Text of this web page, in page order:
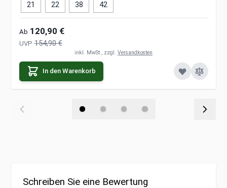
21 22 38 42
Ab 120,90 €
UVP 154,90 €
inkl. MwSt., zzgl. Versandkosten
In den Warenkorb
Schreiben Sie eine Bewertung